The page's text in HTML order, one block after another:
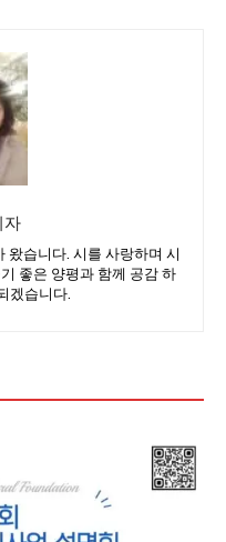
자
왔습니다. 시를 사랑하며 시
좋은 양평과 함께 공감 하
겠습니다.